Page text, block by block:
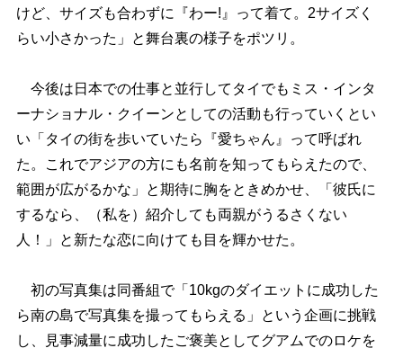
けど、サイズも合わずに『わー!』って着て。2サイズく
らい小さかった」と舞台裏の様子をポツリ。
今後は日本での仕事と並行してタイでもミス・インタ
ーナショナル・クイーンとしての活動も行っていくとい
い「タイの街を歩いていたら『愛ちゃん』って呼ばれ
た。これでアジアの方にも名前を知ってもらえたので、
範囲が広がるかな」と期待に胸をときめかせ、「彼氏に
するなら、（私を）紹介しても両親がうるさくない
人！」と新たな恋に向けても目を輝かせた。
初の写真集は同番組で「10kgのダイエットに成功した
ら南の島で写真集を撮ってもらえる」という企画に挑戦
し、見事減量に成功したご褒美としてグアムでのロケを